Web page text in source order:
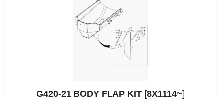
G420-21 BODY FLAP KIT [8X1114~]